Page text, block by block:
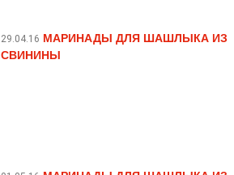
29.04.16 МАРИНАДЫ ДЛЯ ШАШЛЫКА ИЗ
СВИНИНЫ